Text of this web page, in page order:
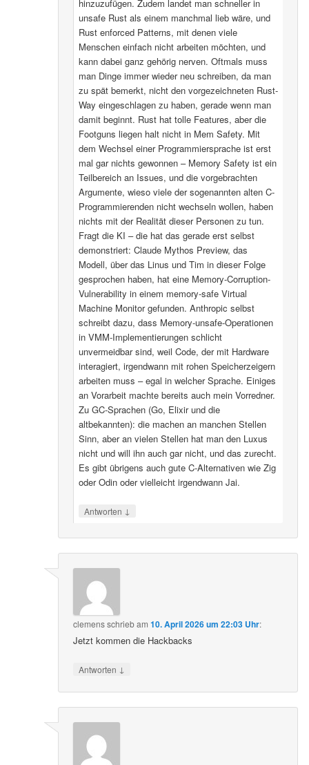
hinzuzufügen. Zudem landet man schneller in
unsafe Rust als einem manchmal lieb wäre, und
Rust enforced Patterns, mit denen viele
Menschen einfach nicht arbeiten möchten, und
kann dabei ganz gehörig nerven. Oftmals muss
man Dinge immer wieder neu schreiben, da man
zu spät bemerkt, nicht den vorgezeichneten Rust-
Way eingeschlagen zu haben, gerade wenn man
damit beginnt. Rust hat tolle Features, aber die
Footguns liegen halt nicht in Mem Safety. Mit
dem Wechsel einer Programmiersprache ist erst
mal gar nichts gewonnen – Memory Safety ist ein
Teilbereich an Issues, und die vorgebrachten
Argumente, wieso viele der sogenannten alten C-
Programmierenden nicht wechseln wollen, haben
nichts mit der Realität dieser Personen zu tun.
Fragt die KI – die hat das gerade erst selbst
demonstriert: Claude Mythos Preview, das
Modell, über das Linus und Tim in dieser Folge
gesprochen haben, hat eine Memory-Corruption-
Vulnerability in einem memory-safe Virtual
Machine Monitor gefunden. Anthropic selbst
schreibt dazu, dass Memory-unsafe-Operationen
in VMM-Implementierungen schlicht
unvermeidbar sind, weil Code, der mit Hardware
interagiert, irgendwann mit rohen Speicherzeigern
arbeiten muss – egal in welcher Sprache. Einiges
an Vorarbeit machte bereits auch mein Vorredner.
Zu GC-Sprachen (Go, Elixir und die
altbekannten): die machen an manchen Stellen
Sinn, aber an vielen Stellen hat man den Luxus
nicht und will ihn auch gar nicht, und das zurecht.
Es gibt übrigens auch gute C-Alternativen wie Zig
oder Odin oder vielleicht irgendwann Jai.
Antworten ↓
clemensschriebam10. April 2026 um 22:03 Uhr:
Jetzt kommen die Hackbacks
Antworten ↓